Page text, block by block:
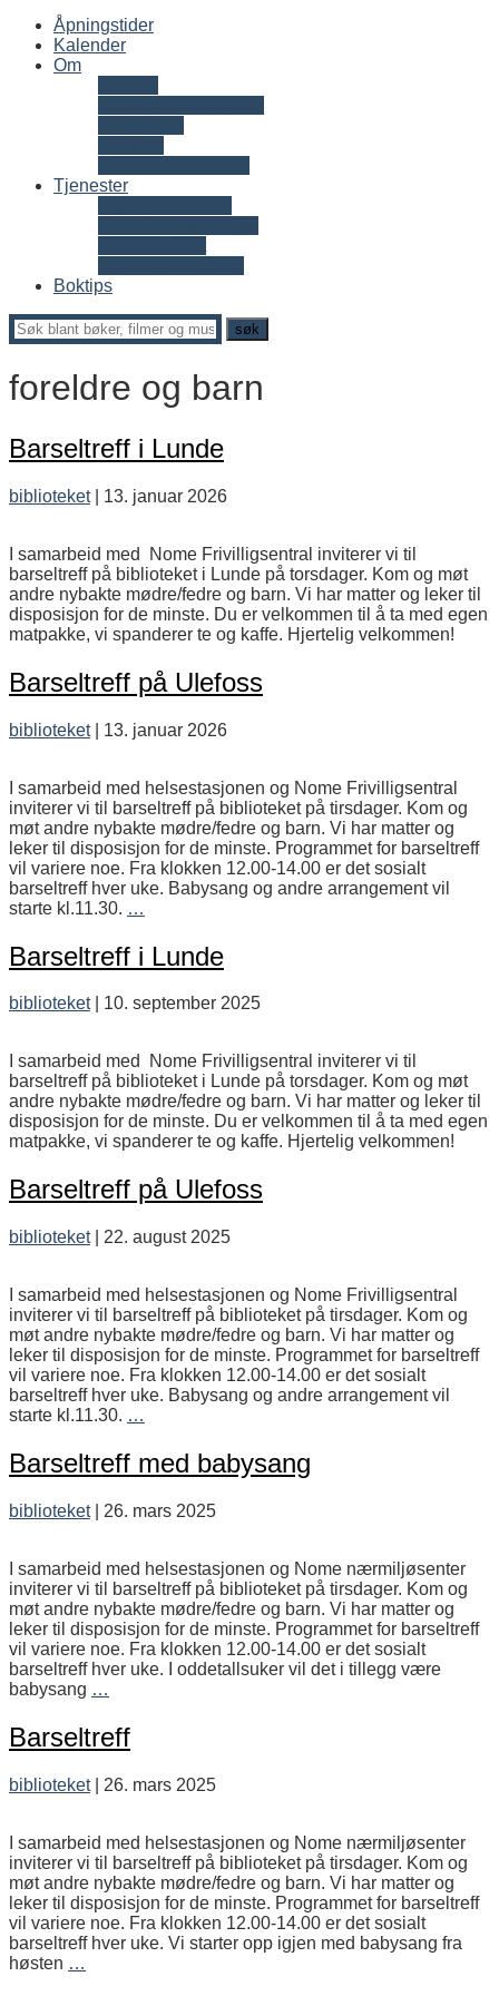
Åpningstider
Kalender
Om
Tjenester
Boktips
foreldre og barn
Barseltreff i Lunde
biblioteket 13. januar 2026
I samarbeid med Nome Frivilligsentral inviterer vi til
barseltreff på biblioteket i Lunde på torsdager. Kom og møt
andre nybakte mødre/fedre og barn. Vi har matter og leker til
disposisjon for de minste. Du er velkommen til å ta med egen
matpakke, vi spanderer te og kaffe. Hjertelig velkommen!
Barseltreff på Ulefoss
biblioteket 13. januar 2026
I samarbeid med helsestasjonen og Nome Frivilligsentral
inviterer vi til barseltreff på biblioteket på tirsdager. Kom og
møt andre nybakte mødre/fedre og barn. Vi har matter og
leker til disposisjon for de minste. Programmet for barseltreff
vil variere noe. Fra klokken 12.00-14.00 er det sosialt
barseltreff hver uke. Babysang og andre arrangement vil
starte kl.11.30. …
Ulefoss
Barseltreff i Lunde
biblioteket 10. september 2025
I samarbeid med Nome Frivilligsentral inviterer vi til
barseltreff på biblioteket i Lunde på torsdager. Kom og møt
andre nybakte mødre/fedre og barn. Vi har matter og leker til
disposisjon for de minste. Du er velkommen til å ta med egen
matpakke, vi spanderer te og kaffe. Hjertelig velkommen!
Barseltreff på Ulefoss
biblioteket 22. august 2025
I samarbeid med helsestasjonen og Nome Frivilligsentral
inviterer vi til barseltreff på biblioteket på tirsdager. Kom og
møt andre nybakte mødre/fedre og barn. Vi har matter og
leker til disposisjon for de minste. Programmet for barseltreff
vil variere noe. Fra klokken 12.00-14.00 er det sosialt
barseltreff hver uke. Babysang og andre arrangement vil
starte kl.11.30. …
Ulefoss
Barseltreff med babysang
biblioteket 26. mars 2025
I samarbeid med helsestasjonen og Nome nærmiljøsenter
inviterer vi til barseltreff på biblioteket på tirsdager. Kom og
møt andre nybakte mødre/fedre og barn. Vi har matter og
leker til disposisjon for de minste. Programmet for barseltreff
vil variere noe. Fra klokken 12.00-14.00 er det sosialt
barseltreff hver uke. I oddetallsuker vil det i tillegg være
babysang …
babysang
Barseltreff
biblioteket 26. mars 2025
I samarbeid med helsestasjonen og Nome nærmiljøsenter
inviterer vi til barseltreff på biblioteket på tirsdager. Kom og
møt andre nybakte mødre/fedre og barn. Vi har matter og
leker til disposisjon for de minste. Programmet for barseltreff
vil variere noe. Fra klokken 12.00-14.00 er det sosialt
barseltreff hver uke. Vi starter opp igjen med babysang fra
høsten …